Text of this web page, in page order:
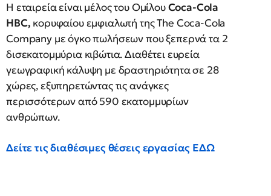
Η εταιρεία είναι μέλος του ΟμίλουCoca-Cola
HBC, κορυφαίου εμφιαλωτή της The Coca-Cola
Company με όγκο πωλήσεων που ξεπερνά τα 2
δισεκατομμύρια κιβώτια. Διαθέτει ευρεία
γεωγραφική κάλυψη με δραστηριότητα σε 28
χώρες, εξυπηρετώντας τις ανάγκες
περισσότερων από 590 εκατομμυρίων
ανθρώπων.
Δείτε τις διαθέσιμες θέσεις εργασίας ΕΔΩ